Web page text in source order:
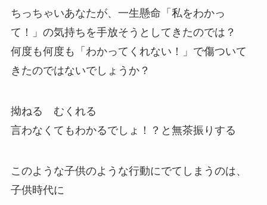
ちっちゃいあなたが、一生懸命「私をわかっ
て！」の気持ちを手放そうとしてきたのでは？
何度も何度も「わかってくれない！」で傷ついて
きたのではないでしょうか？
拗ねる むくれる
言わなくてもわかるでしょ！？と無茶振りする
このような子供のような行動にでてしまうのは、
子供時代に